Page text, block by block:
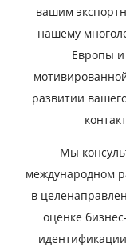
вашим
нашему
Европы и
развитии
Мы
международном
в
оценке